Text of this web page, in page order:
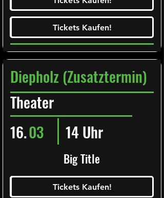
Tickets Kaufen!
Tickets Kaufen!
Diepholz (Zusatztermin)
Theater
Big Title
16.03 14 Uhr
Tickets Kaufen!
Ticketalarm abonieren!
Tickets Kaufen!